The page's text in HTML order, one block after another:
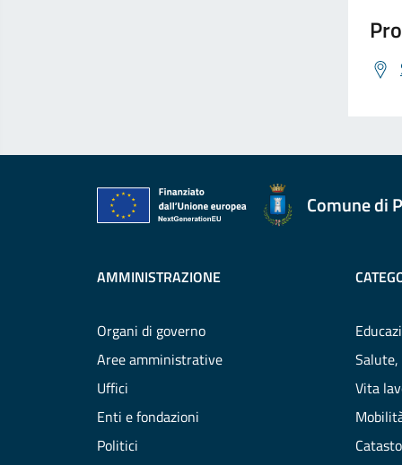
Comune di
AMMINISTRAZIONE
Organi di governo
Aree amministrative
Uffici
Enti e fondazioni
Politici
Salute,
Vita